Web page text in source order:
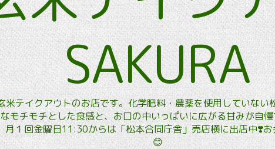
SAKURA
米テイクアウトのお店です。化学肥料・農薬を使用していな
モチモチとした食感と、お口の中いっぱいに広がる甘みが自
月１回金曜日11:30からは「松本合同庁舎」売店横に出店中❣️
😊